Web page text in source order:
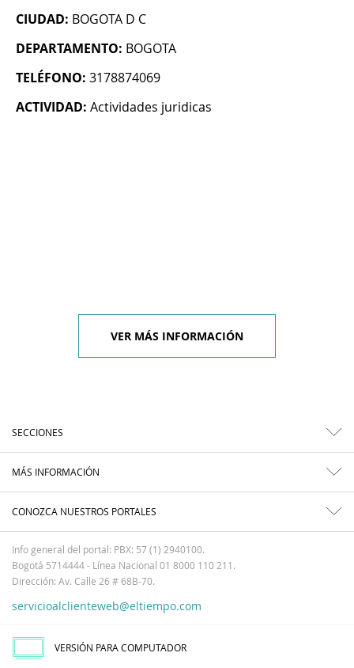
CIUDAD: BOGOTA D C
DEPARTAMENTO: BOGOTA
TELÉFONO: 3178874069
ACTIVIDAD: Actividades juridicas
VER MÁS INFORMACIÓN
SECCIONES
MÁS INFORMACIÓN
CONOZCA NUESTROS PORTALES
Info general del portal: PBX: 57 (1) 2940100.
Bogotá 5714444 - Línea Nacional 01 8000 110 211.
Dirección: Av. Calle 26 # 68B-70.
servicioalclienteweb@eltiempo.com
VERSIÓN PARA COMPUTADOR